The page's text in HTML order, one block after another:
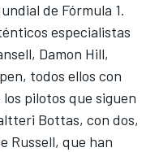
de Fórmula 1.
especialistas
, Damon Hill,
, todos ellos con
pilotos que siguen
Bottas, con dos,
Russell, que han